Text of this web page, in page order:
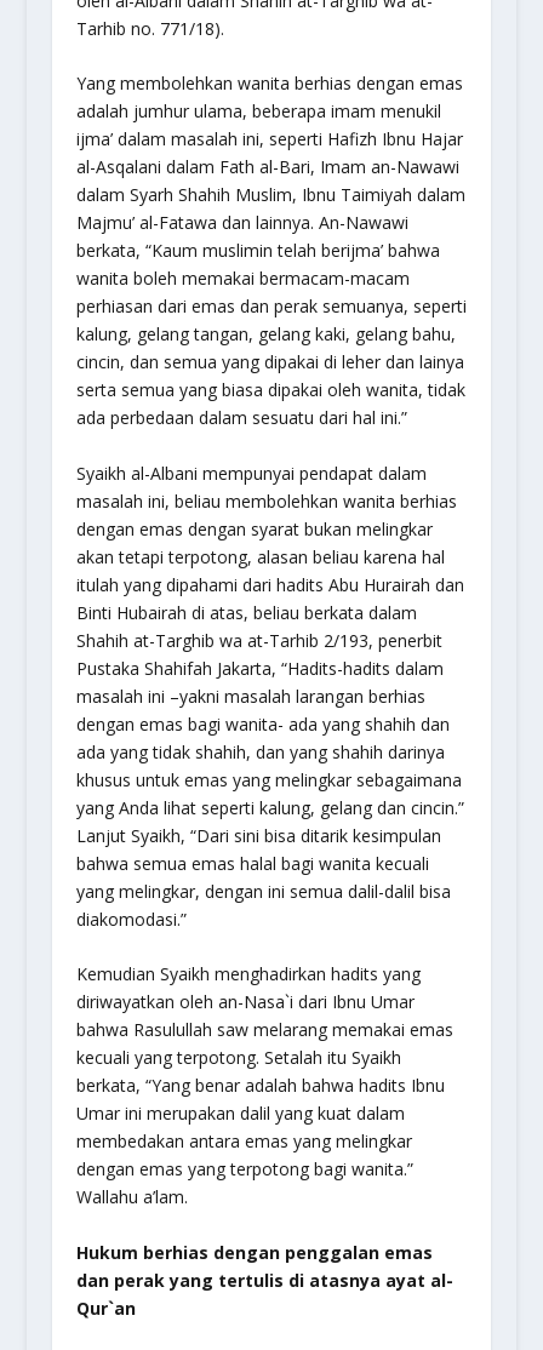
Tarhib no. 771/18).
Yang membolehkan wanita berhias dengan emas
adalah jumhur ulama, beberapa imam menukil
ijma’ dalam masalah ini, seperti Hafizh Ibnu Hajar
al-Asqalani dalam Fath al-Bari, Imam an-Nawawi
dalam Syarh Shahih Muslim, Ibnu Taimiyah dalam
Majmu’ al-Fatawa dan lainnya. An-Nawawi
berkata, “Kaum muslimin telah berijma’ bahwa
wanita boleh memakai bermacam-macam
perhiasan dari emas dan perak semuanya, seperti
kalung, gelang tangan, gelang kaki, gelang bahu,
cincin, dan semua yang dipakai di leher dan lainya
serta semua yang biasa dipakai oleh wanita, tidak
ada perbedaan dalam sesuatu dari hal ini.”
Syaikh al-Albani mempunyai pendapat dalam
masalah ini, beliau membolehkan wanita berhias
dengan emas dengan syarat bukan melingkar
akan tetapi terpotong, alasan beliau karena hal
itulah yang dipahami dari hadits Abu Hurairah dan
Binti Hubairah di atas, beliau berkata dalam
Shahih at-Targhib wa at-Tarhib 2/193, penerbit
Pustaka Shahifah Jakarta, “Hadits-hadits dalam
masalah ini –yakni masalah larangan berhias
dengan emas bagi wanita- ada yang shahih dan
ada yang tidak shahih, dan yang shahih darinya
khusus untuk emas yang melingkar sebagaimana
yang Anda lihat seperti kalung, gelang dan cincin.”
Lanjut Syaikh, “Dari sini bisa ditarik kesimpulan
bahwa semua emas halal bagi wanita kecuali
yang melingkar, dengan ini semua dalil-dalil bisa
diakomodasi.”
Kemudian Syaikh menghadirkan hadits yang
diriwayatkan oleh an-Nasa`i dari Ibnu Umar
bahwa Rasulullah saw melarang memakai emas
kecuali yang terpotong. Setalah itu Syaikh
berkata, “Yang benar adalah bahwa hadits Ibnu
Umar ini merupakan dalil yang kuat dalam
membedakan antara emas yang melingkar
dengan emas yang terpotong bagi wanita.”
Wallahu a’lam.
Hukum berhias dengan penggalan emas
dan perak yang tertulis di atasnya ayat al-
Qur`an